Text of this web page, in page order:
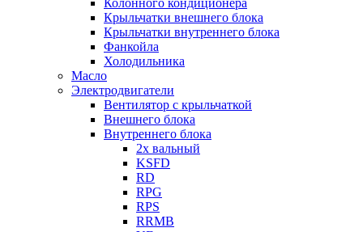
Колонного кондиционера
Крыльчатки внешнего блока
Крыльчатки внутреннего блока
Фанкойла
Холодильника
Масло
Электродвигатели
Вентилятор с крыльчаткой
Внешнего блока
Внутреннего блока
2х вальный
KSFD
RD
RPG
RPS
RRMB